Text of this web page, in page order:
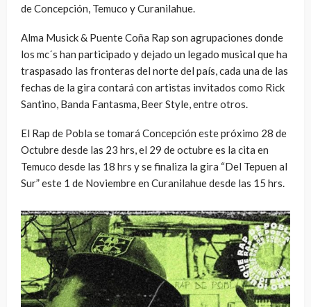
de Concepción, Temuco y Curanilahue.
Alma Musick & Puente Coña Rap son agrupaciones donde
los mc´s han participado y dejado un legado musical que ha
traspasado las fronteras del norte del país, cada una de las
fechas de la gira contará con artistas invitados como Rick
Santino, Banda Fantasma, Beer Style, entre otros.
El Rap de Pobla se tomará Concepción este próximo 28 de
Octubre desde las 23 hrs, el 29 de octubre es la cita en
Temuco desde las 18 hrs y se finaliza la gira “Del Tepuen al
Sur” este 1 de Noviembre en Curanilahue desde las 15 hrs.